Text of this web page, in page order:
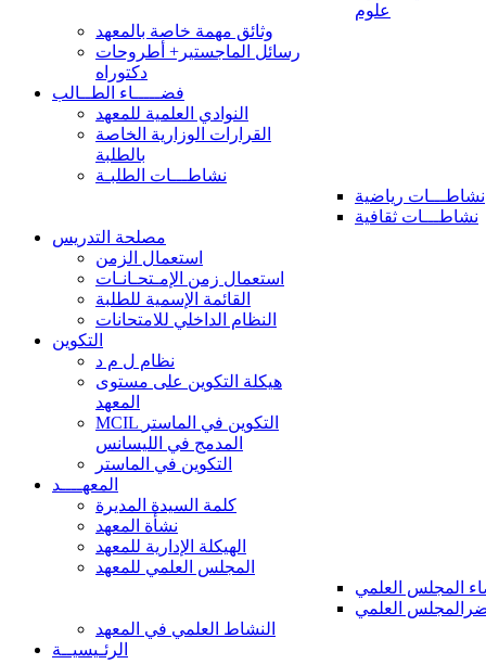
علوم
وثائق مهمة خاصة بالمعهد
رسائل الماجستير+ أطروحات
دكتوراه
فضـــــاء الطــالب
النوادي العلمية للمعهد
القرارات الوزارية الخاصة
بالطلبة
نشاطـــات الطلبـة
نشاطـــات رياضية
نشاطـــات ثقافية
مصلحة التدريس
استعمال الزمن
استعمال زمن الإمـتحـانـات
القائمة الإسمية للطلبة
النظام الداخلي للامتحانات
التكوين
نظام ل م د
هيكلة التكوين على مستوى
المعهد
MCIL التكوين في الماستر
المدمج في الليسانس
التكوين في الماستر
المعهــــد
كلمة السيدة المديرة
نشأة المعهد
الهيكلة الإدارية للمعهد
المجلس العلمي للمعهد
المجلس العلمي
العلمي
النشاط العلمي في المعهد
الرئـيسيــة